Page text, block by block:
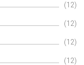
(12)
(12)
(12)
(12)